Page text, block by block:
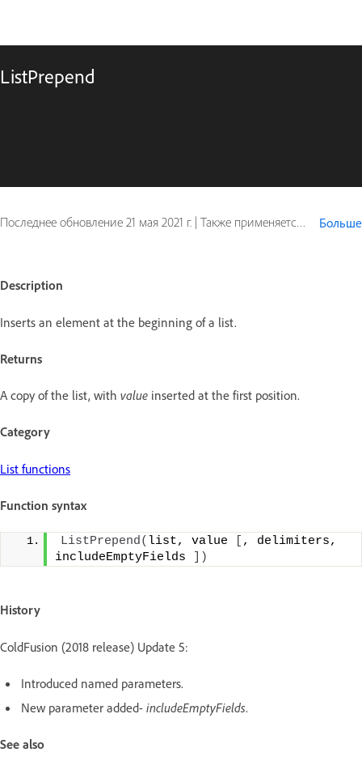
ListPrepend
Последнее обновление 21 мая 2021 г. | Также применяется к ColdFusion Больше
Description
Inserts an element at the beginning of a list.
Returns
A copy of the list, with value inserted at the first position.
Category
List functions
Function syntax
ListPrepend( list, value
, delimiters,
includeEmptyFields
])
History
ColdFusion (2018 release) Update 5:
Introduced named parameters.
New parameter added- includeEmptyFields.
See also